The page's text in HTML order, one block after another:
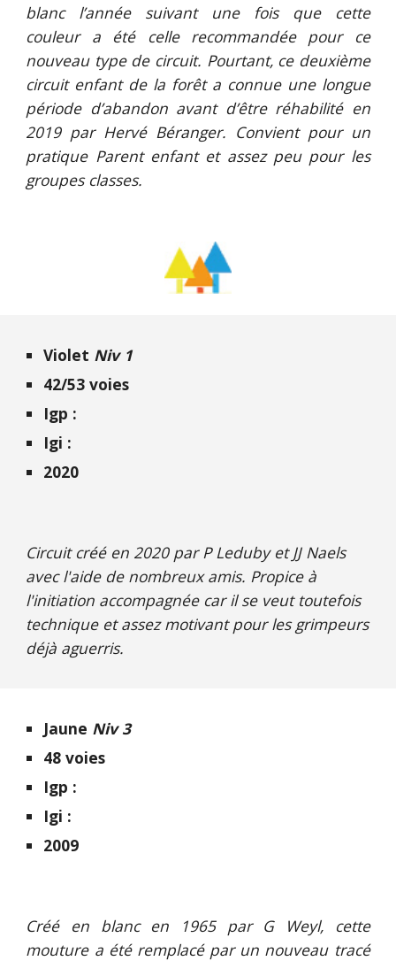
blanc l’année suivant une fois que cette
couleur a été celle recommandée pour ce
nouveau type de circuit. Pourtant, ce deuxième
circuit enfant de la forêt a connue une longue
période d’abandon avant d’être réhabilité en
2019 par Hervé Béranger. Convient pour un
pratique Parent enfant et assez peu pour les
groupes classes.
Violet Niv 1
42/53 voies
Igp :
Igi :
2020
Circuit créé en 2020 par P Leduby et JJ Naels
avec l'aide de nombreux amis. Propice à
l'initiation accompagnée car il se veut toutefois
technique et assez motivant pour les grimpeurs
déjà aguerris.
Jaune Niv 3
48 voies
Igp :
Igi :
2009
Créé en blanc en 1965 par G Weyl,
cette
mouture a été remplacé par un nouveau tracé